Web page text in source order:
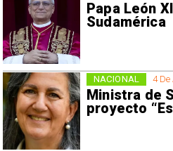
Papa León
Sudamérica
4 De
Ministra de
proyecto
NACIONAL